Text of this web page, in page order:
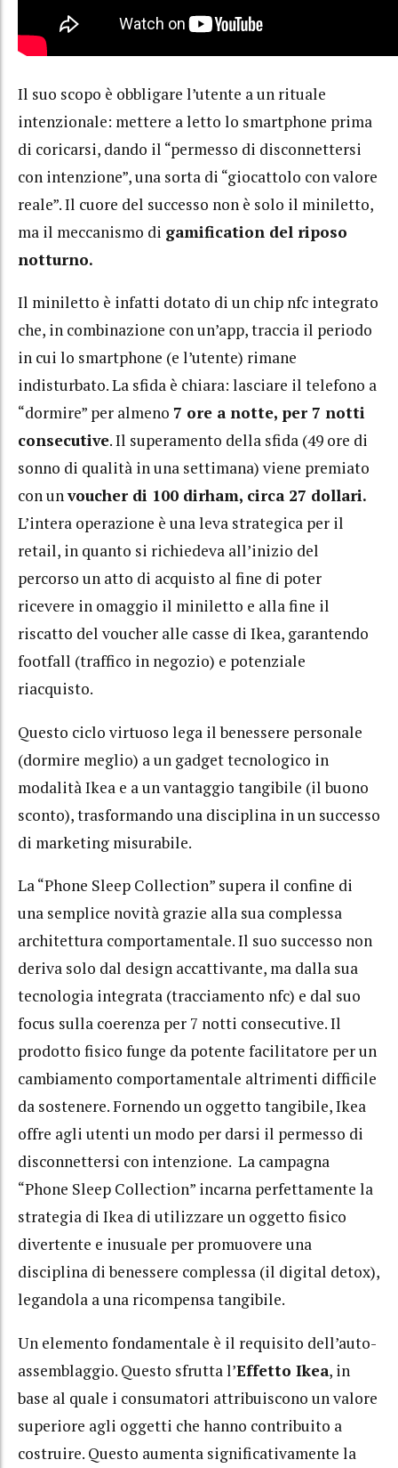
Il suo scopo è obbligare l’utente a un rituale
intenzionale: mettere a letto lo smartphone prima
di coricarsi, dando il “permesso di disconnettersi
con intenzione”, una sorta di “giocattolo con valore
reale”. Il cuore del successo non è solo il miniletto,
ma il meccanismo di gamification del riposo
notturno.
Il miniletto è infatti dotato di un chip nfc integrato
che, in combinazione con un’app, traccia il periodo
in cui lo smartphone (e l’utente) rimane
indisturbato. La sfida è chiara: lasciare il telefono a
“dormire” per almeno 7 ore a notte, per 7 notti
consecutive. Il superamento della sfida (49 ore di
sonno di qualità in una settimana) viene premiato
con unvoucher di 100 dirham, circa 27 dollari.
L’intera operazione è una leva strategica per il
retail, in quanto si richiedeva all’inizio del
percorso un atto di acquisto al fine di poter
ricevere in omaggio il miniletto e alla fine il
riscatto del voucher alle casse di Ikea, garantendo
footfall (traffico in negozio) e potenziale
riacquisto.
Questo ciclo virtuoso lega il benessere personale
(dormire meglio) a un gadget tecnologico in
modalità Ikea e a un vantaggio tangibile (il buono
sconto), trasformando una disciplina in un successo
di marketing misurabile.
La “Phone Sleep Collection” supera il confine di
una semplice novità grazie alla sua complessa
architettura comportamentale. Il suo successo non
deriva solo dal design accattivante, ma dalla sua
tecnologia integrata (tracciamento nfc) e dal suo
focus sulla coerenza per 7 notti consecutive. Il
prodotto fisico funge da potente facilitatore per un
cambiamento comportamentale altrimenti difficile
da sostenere. Fornendo un oggetto tangibile, Ikea
offre agli utenti un modo per darsi il permesso di
disconnettersi con intenzione. La campagna
“Phone Sleep Collection” incarna perfettamente la
strategia di Ikea di utilizzare un oggetto fisico
divertente e inusuale per promuovere una
disciplina di benessere complessa (il digital detox),
legandola a una ricompensa tangibile.
Un elemento fondamentale è il requisito dell’auto-
assemblaggio. Questo sfrutta l’Effetto Ikea, in
base al quale i consumatori attribuiscono un valore
superiore agli oggetti che hanno contribuito a
costruire. Questo aumenta significativamente la